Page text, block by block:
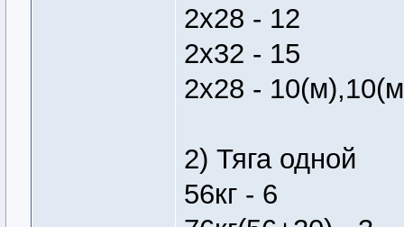
2х28 - 12
2х32 - 15
2х28 -
2) Тяга одной
56кг - 6